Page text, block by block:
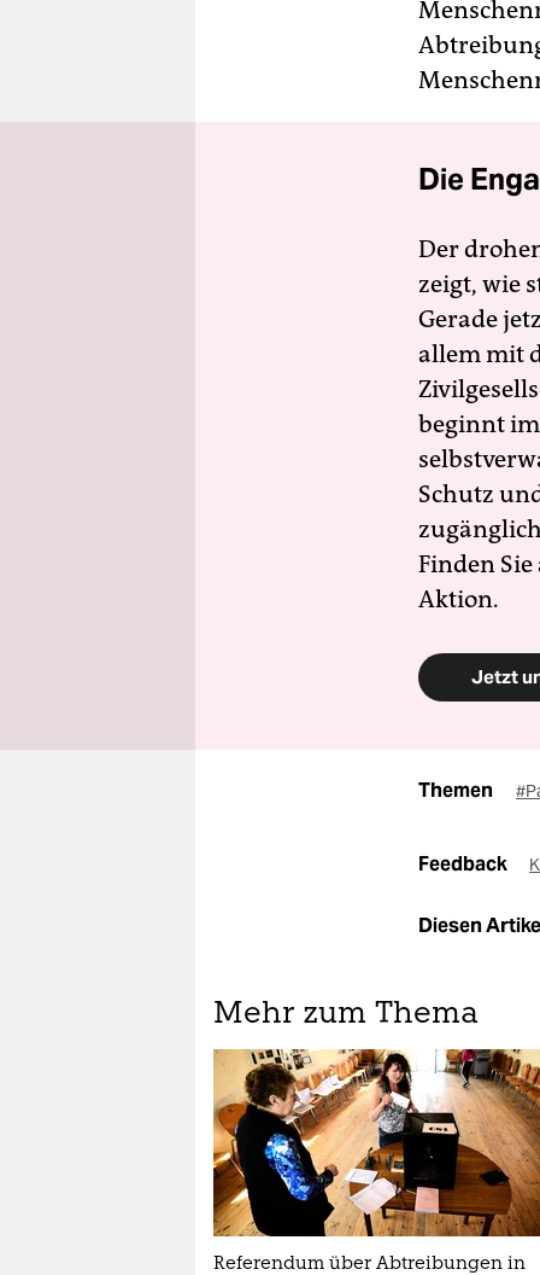
Die
Der
zeigt, wie
Gerade
allem mit
beginnt
Schutz
Finden
Aktion.
Jetzt
Themen
Feedback
Diesen
Mehr zum Thema
Referendum über Abtreibungen in